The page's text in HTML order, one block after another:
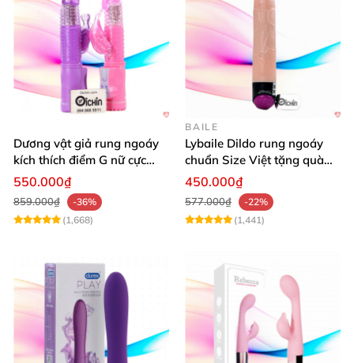
Dương vật giả rung ngoáy
kích thích điểm G nữ cực
mạnh
550.000₫
859.000₫
-36%
(1,668)
BAILE
Lybaile Dildo rung ngoáy
chuẩn Size Việt tặng quà
ưu đãi
450.000₫
577.000₫
-22%
(1,441)